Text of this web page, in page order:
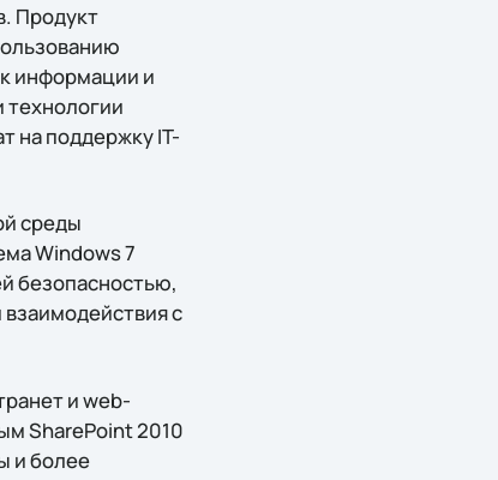
Продукт
информации и
технологии
на поддержку IT-
среды
Windows 7
безопасностью,
с
и web-
SharePoint 2010
и более